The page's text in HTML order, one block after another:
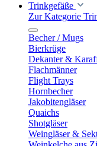
Trinkgefäße
Zur Kategorie
Becher / Mugs
Bierkrüge
Dekanter &
Flachmänner
Flight Trays
Hornbecher
Jakobitengläser
Quaichs
Shotgläser
Weingläser &